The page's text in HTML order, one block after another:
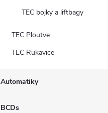
TEC bojky a liftbagy
TEC Ploutve
TEC Rukavice
Automatiky
BCDs